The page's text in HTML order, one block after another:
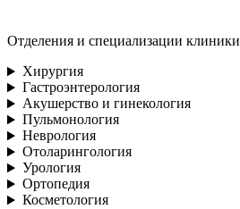
Отделения и специализации клиники
Хирургия
Гастроэнтерология
Акушерство и гинекология
Пульмонология
Неврология
Отоларингология
Урология
Ортопедия
Косметология